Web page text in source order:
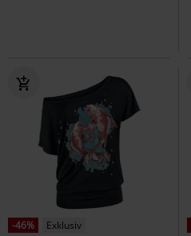
-46%
Exklusiv